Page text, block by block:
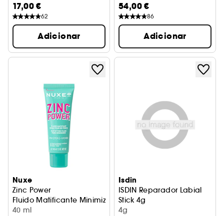
17,00 €
62
Adicionar
54,00 €
86
Adicionar
Nuxe
Zinc Power
Fluido Matificante Minimizador de Poros
40 ml
Isdin
ISDIN Reparador Labial
Stick 4g
Reparador Labial em stick
4g